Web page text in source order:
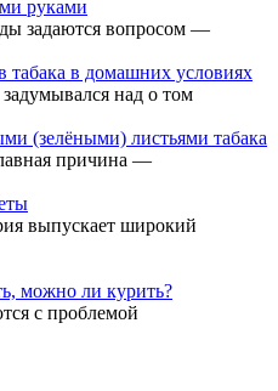
руками
задаются вопросом —
табака в домашних условиях
над о том
(зелёными) листьями табака
причина —
выпускает широкий
можно ли курить?
с проблемой